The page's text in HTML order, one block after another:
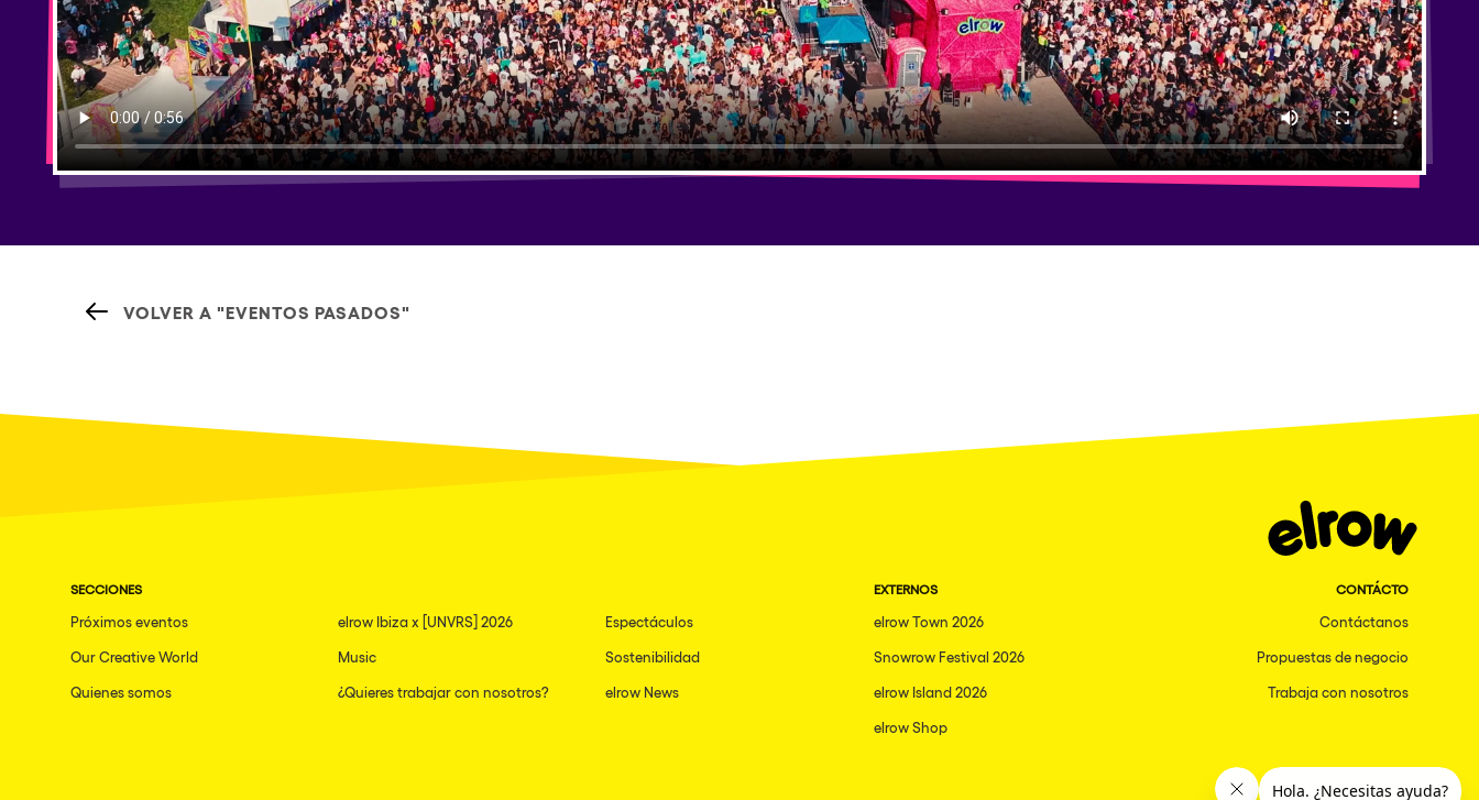
VOLVER A "EVENTOS PASADOS"
SECCIONES
Próximos eventos elrow Ibiza x [UNVRS] 2026 Espectáculos
Our Creative World Music Sostenibilidad
Quienes somos ¿Quieres trabajar con nosotros? elrow News
EXTERNOS
elrow Town 2026
Snowrow Festival 2026
elrow Island 2026
elrow Shop
CONTÁCTO
Contáctanos
Propuestas de negocio
Trabaja con nosotros